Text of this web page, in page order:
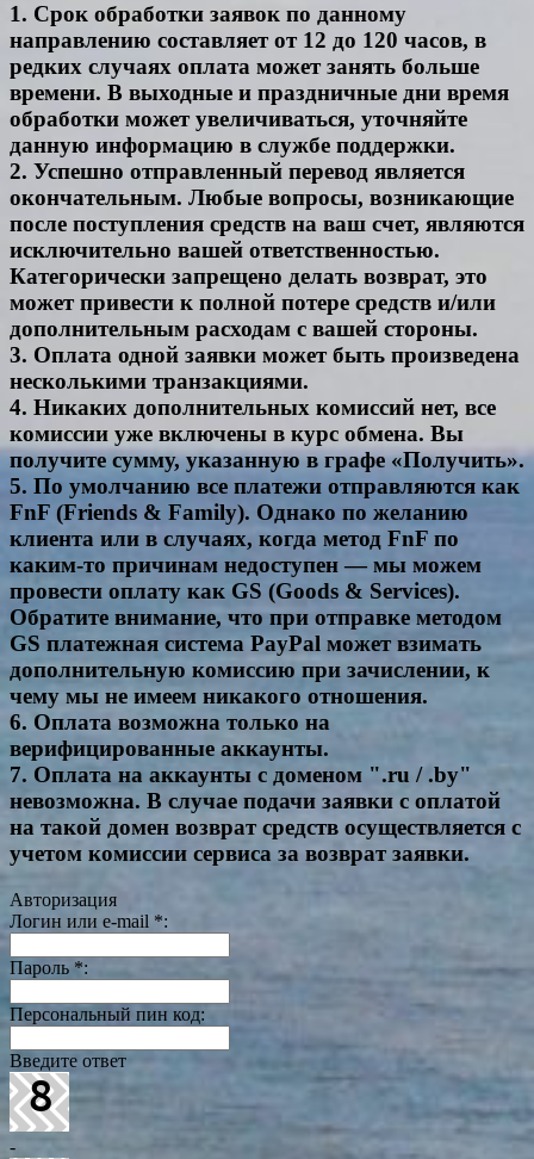
1. Срок обработки заявок по данному
направлению составляет от 12 до 120 часов, в
редких случаях оплата может занять больше
времени. В выходные и праздничные дни время
обработки может увеличиваться, уточняйте
данную информацию в службе поддержки.
2. Успешно отправленный перевод является
окончательным. Любые вопросы, возникающие
после поступления средств на ваш счет, являются
исключительно вашей ответственностью.
Категорически запрещено делать возврат, это
может привести к полной потере средств и/или
дополнительным расходам с вашей стороны.
3. Оплата одной заявки может быть произведена
несколькими транзакциями.
4. Никаких дополнительных комиссий нет, все
комиссии уже включены в курс обмена. Вы
получите сумму, указанную в графе «Получить».
5. По умолчанию все платежи отправляются как
FnF (Friends & Family). Однако по желанию
клиента или в случаях, когда метод FnF по
каким-то причинам недоступен — мы можем
провести оплату как GS (Goods & Services).
Обратите внимание, что при отправке методом
GS платежная система PayPal может взимать
дополнительную комиссию при зачислении, к
чему мы не имеем никакого отношения.
6. Оплата возможна только на
верифицированные аккаунты.
7. Оплата на аккаунты с доменом ".ru / .by"
невозможна. В случае подачи заявки с оплатой
на такой домен возврат средств осуществляется с
учетом комиссии сервиса за возврат заявки.
Авторизация
Логин или e-mail *:
Пароль *:
Персональный пин код:
Введите ответ
-